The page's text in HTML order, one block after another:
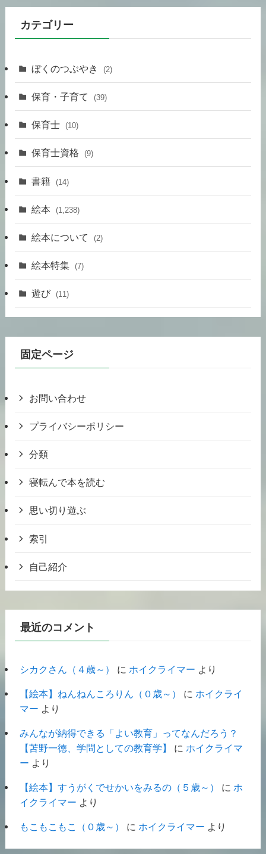
カテゴリー
ぼくのつぶやき (2)
保育・子育て (39)
保育士 (10)
保育士資格 (9)
書籍 (14)
絵本 (1,238)
絵本について (2)
絵本特集 (7)
遊び (11)
固定ページ
お問い合わせ
プライバシーポリシー
分類
寝転んで本を読む
思い切り遊ぶ
索引
自己紹介
最近のコメント
シカクさん（４歳～） に ホイクライマー より
【絵本】ねんねんころりん（０歳～） に ホイクライ
マー より
みんなが納得できる「よい教育」ってなんだろう？
【苫野一徳、学問としての教育学】
に ホイクライマ
ー より
【絵本】すうがくでせかいをみるの（５歳～） に ホ
イクライマー より
もこもこもこ（０歳～） に ホイクライマー より